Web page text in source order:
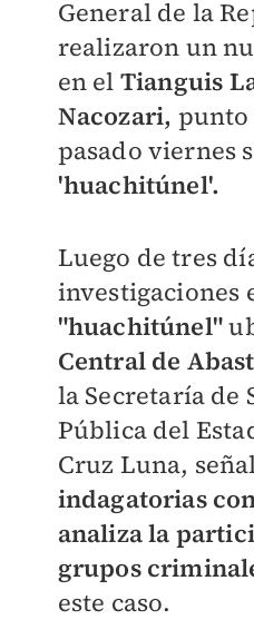
General de la
realizaron un
en el Tianguis
Nacozari,
pasado viernes
'huachitúnel'.
Luego de tres
investigaciones
"huachitúnel"
Central de
la Secretaría de
Pública del
Cruz Luna,
indagatorias
analiza la
grupos
este caso.